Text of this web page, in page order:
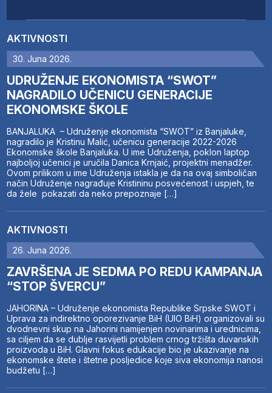
AKTIVNOSTI
30. Juna 2026.
UDRUŽENJE EKONOMISTA “SWOT”
NAGRADILO UČENICU GENERACIJE
EKONOMSKE ŠKOLE
BANJALUKA – Udruženje ekonomista “SWOT” iz Banjaluke,
nagradilo je Kristinu Malić, učenicu generacije 2022-2026
Ekonomske škole Banjaluka. U ime Udruženja, poklon laptop
najboljoj učenici je uručila Danica Krnjaić, projektni menadžer.
Ovom prilikom u ime Udruženja istakla je da na ovaj simboličan
način Udruženje nagrađuje Kristininu posvećenost i uspjeh, te
da žele pokazati da neko prepoznaje […]
AKTIVNOSTI
26. Juna 2026.
ZAVRŠENA JE SEDMA PO REDU KAMPANJA
“STOP ŠVERCU”
JAHORINA – Udruženje ekonomista Republike Srpske SWOT i
Uprava za indirektno oporezivanje BiH (UIO BiH) organizovali su
dvodnevni skup na Jahorini namijenjen novinarima i urednicima,
sa ciljem da se dublje rasvijetli problem crnog tržišta duvanskih
proizvoda u BiH. Glavni fokus edukacije bio je ukazivanje na
ekonomske štete i štetne posljedice koje siva ekonomija nanosi
budžetu […]